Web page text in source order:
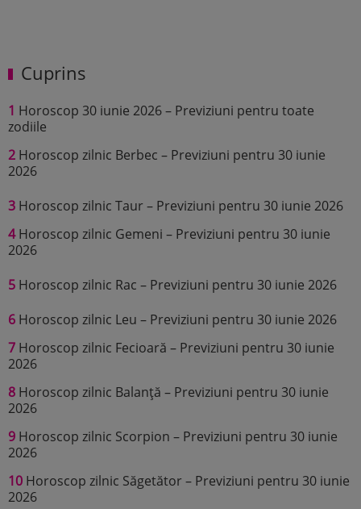
Cuprins
1 Horoscop 30 iunie 2026 – Previziuni pentru toate
zodiile
2 Horoscop zilnic Berbec – Previziuni pentru 30 iunie
2026
3 Horoscop zilnic Taur – Previziuni pentru 30 iunie 2026
4Horoscop zilnic Gemeni – Previziuni pentru 30 iunie
2026
5 Horoscop zilnic Rac – Previziuni pentru 30 iunie 2026
6 Horoscop zilnic Leu – Previziuni pentru 30 iunie 2026
7 Horoscop zilnic Fecioară – Previziuni pentru 30 iunie
2026
8 Horoscop zilnic Balanță – Previziuni pentru 30 iunie
2026
9 Horoscop zilnic Scorpion – Previziuni pentru 30 iunie
2026
10 Horoscop zilnic Săgetător – Previziuni pentru 30 iunie
2026